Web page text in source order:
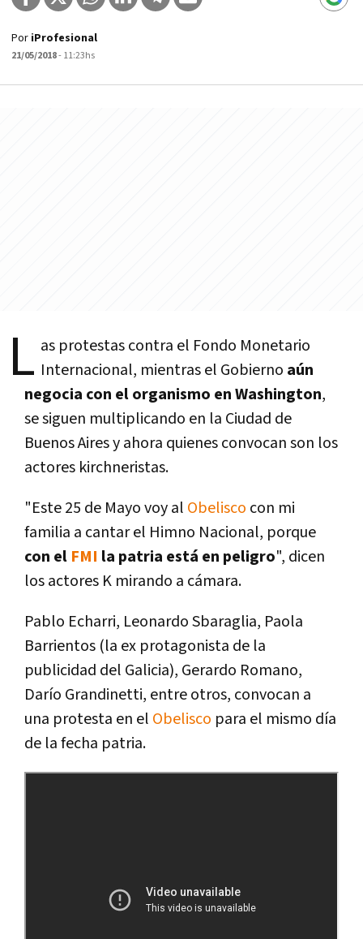
Por iProfesional
21/05/2018- 11:23hs
L as protestas contra el Fondo Monetario
Internacional, mientras el Gobierno aún
negocia con el organismo en Washington,
se siguen multiplicando en la Ciudad de
Buenos Aires y ahora quienes convocan son los
actores kirchneristas.
"Este 25 de Mayo voy al Obelisco con mi
familia a cantar el Himno Nacional, porque
con el FMI la patria está en peligro", dicen
los actores K mirando a cámara.
Pablo Echarri, Leonardo Sbaraglia, Paola
Barrientos (la ex protagonista de la
publicidad del Galicia), Gerardo Romano,
Darí­o Grandinetti, entre otros, convocan a
una protesta en el Obelisco para el mismo dí­a
de la fecha patria.